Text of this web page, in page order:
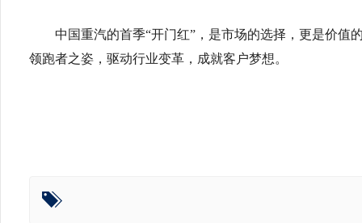
中国重汽的首季“开门红”，是市场的选择，更是价值
领跑者之姿，驱动行业变革，成就客户梦想。